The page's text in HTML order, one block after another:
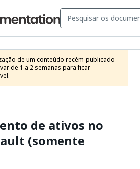
de um conteúdo recém-publicado
de 1 a 2 semanas para ficar
de ativos no
(somente